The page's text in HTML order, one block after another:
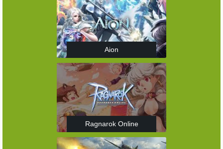
Aion
Ragnarok Online